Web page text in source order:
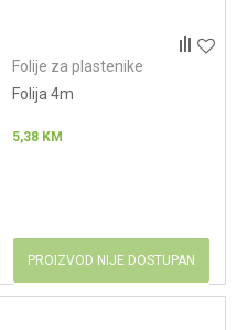
Folije za plastenike
Folija 4m
5,38 KM
PROIZVOD NIJE DOSTUPAN